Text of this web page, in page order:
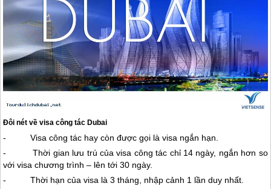
Đôi nét về visa công tác Dubai
- Visa công tác hay còn được gọi là visa ngắn hạn.
- Thời gian lưu trú của visa công tác chỉ 14 ngày, ngắn hơn so
với visa chương trình – lên tới 30 ngày.
- Thời hạn của visa là 3 tháng, nhập cảnh 1 lần duy nhất.